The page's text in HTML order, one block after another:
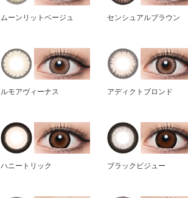
ムーンリットベージュ センシュアルブラウン
ルモアヴィーナス アディクトブロンド
ハニートリック ブラックビジュー